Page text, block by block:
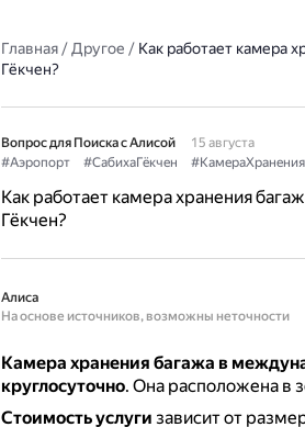
Главная/Другое / Как работает камера
Гёкчен?
Вопрос для Поиска с Алисой
15 августа
#Аэропорт
#СабихаГёкчен #КамераХранения
Как работает камера хранения
Гёкчен?
Алиса
На основе источников, возможны неточности
Камера хранения багажа в
круглосуточно. Она расположена в
Стоимость услуги зависит от